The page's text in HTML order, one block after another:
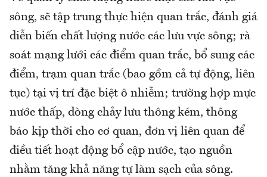
sông, sẽ tập trung thực hiện quan trắc, đánh giá
diễn biến chất lượng nước các lưu vực sông; rà
soát mạng lưới các điểm quan trắc, bổ sung các
điểm, trạm quan trắc (bao gồm cả tự động, liên
tục) tại vị trí đặc biệt ô nhiễm; trường hợp mực
nước thấp, dòng chảy lưu thông kém, thông
báo kịp thời cho cơ quan, đơn vị liên quan để
điều tiết hoạt động bổ cập nước, tạo nguồn
nhằm tăng khả năng tự làm sạch của sông.